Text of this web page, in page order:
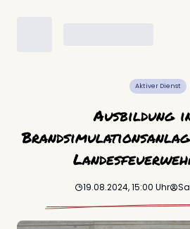
Aktiver Dienst
Ausbildung
19.08.2024, 15:00 Uhr